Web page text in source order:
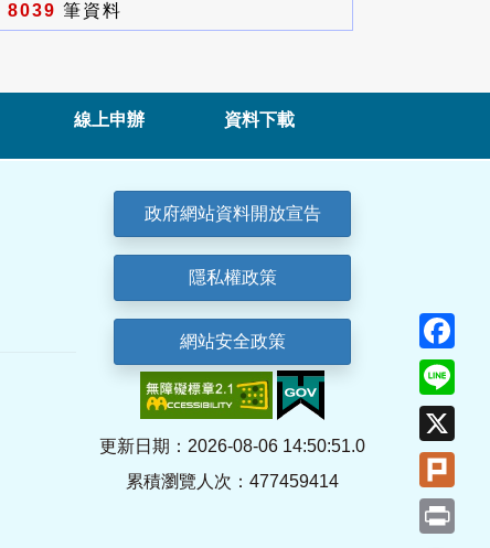
8039 筆資料
線上申辦 資料下載
政府網站資料開放宣告
隱私權政策
網站安全政策
更新日期：2026-08-06 14:50:51.0
累積瀏覽人次：477459414